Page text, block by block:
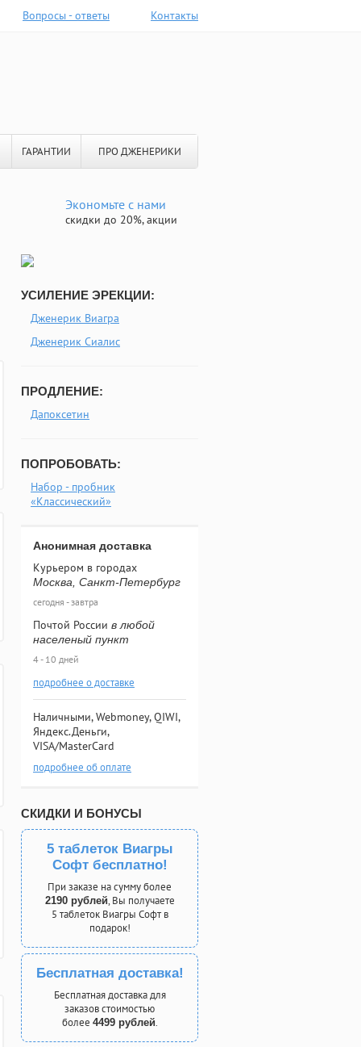
Вопросы - ответы Контакты
ГАРАНТИИ ПРО ДЖЕНЕРИКИ
Экономьте с нами
скидки до 20%, акции
УСИЛЕНИЕ ЭРЕКЦИИ:
Дженерик Виагра
Дженерик Сиалис
ПРОДЛЕНИЕ:
Дапоксетин
ПОПРОБОВАТЬ:
Набор - пробник
«Классический»
Анонимная доставка
Курьером в городах
Москва, Санкт-Петербург
сегодня - завтра
Почтой России в любой
населеный пункт
4 - 10 дней
подробнее о доставке
Наличными, Webmoney, QIWI,
Яндекс.Деньги,
VISA/MasterCard
подробнее об оплате
СКИДКИ И БОНУСЫ
5 таблеток Виагры
Софт бесплатно!
При заказе на сумму более
2190 рублей, Вы получаете
5 таблеток Виагры Софт в
подарок!
Бесплатная доставка!
Бесплатная доставка для
заказов стоимостью
более 4499 рублей.